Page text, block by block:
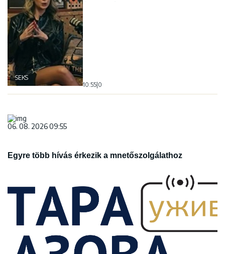
SEKS
10:55 0
06. 08. 2026 09:55
Egyre több hívás érkezik a mnetőszolgálathoz